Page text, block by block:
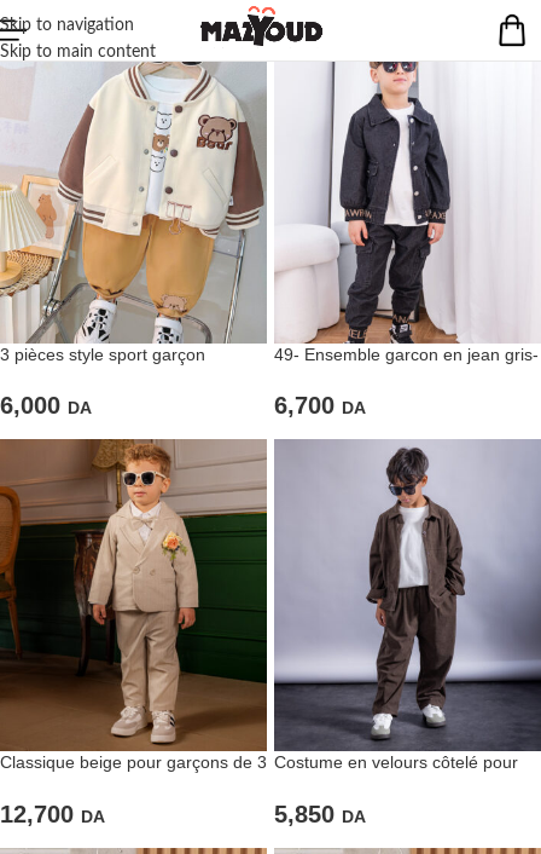
Skip to navigation
Skip to main content
3 pièces style sport garçon
6,000 DA
49- Ensemble garcon en jean gris-
6,700 DA
Classique beige pour garçons de 3
12,700 DA
Costume en velours côtelé pour
5,850 DA